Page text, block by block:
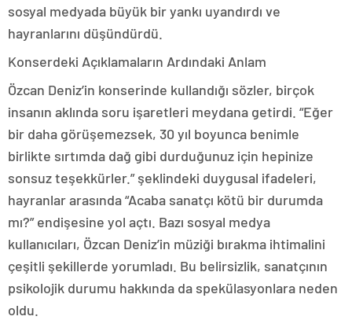
sosyal medyada büyük bir yankı uyandırdı ve
hayranlarını düşündürdü.
Konserdeki Açıklamaların Ardındaki Anlam
Özcan Deniz’in konserinde kullandığı sözler, birçok
insanın aklında soru işaretleri meydana getirdi. “Eğer
bir daha görüşemezsek, 30 yıl boyunca benimle
birlikte sırtımda dağ gibi durduğunuz için hepinize
sonsuz teşekkürler.” şeklindeki duygusal ifadeleri,
hayranlar arasında “Acaba sanatçı kötü bir durumda
mı?” endişesine yol açtı. Bazı sosyal medya
kullanıcıları, Özcan Deniz’in müziği bırakma ihtimalini
çeşitli şekillerde yorumladı. Bu belirsizlik, sanatçının
psikolojik durumu hakkında da spekülasyonlara neden
oldu.